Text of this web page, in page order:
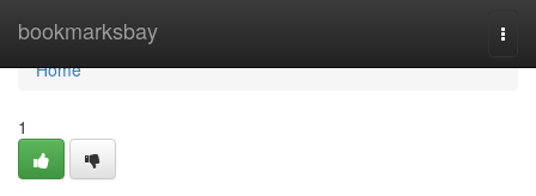
bookmarksbay
Home
Home
1